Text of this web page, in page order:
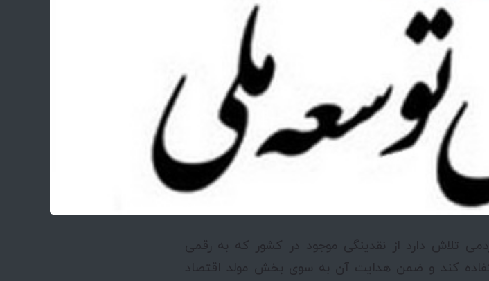
تلاش دارد از نقدینگی موجود در کشور که به رقمی
استفاده کند و ضمن هدایت آن به سوی بخش مولد اقتصاد